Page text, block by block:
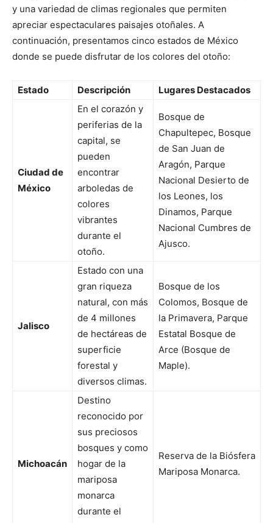
y una variedad de climas regionales que permiten
apreciar espectaculares paisajes otoñales. A
continuación, presentamos cinco estados de México
donde se puede disfrutar de los colores del otoño:
Estado Descripción Lugares Destacados
Ciudad de
México
En el corazón y
periferias de la
capital, se
pueden
encontrar
arboledas de
colores
vibrantes
durante el
otoño.
Bosque de
Chapultepec, Bosque
de San Juan de
Aragón, Parque
Nacional Desierto de
los Leones, los
Dinamos, Parque
Nacional Cumbres de
Ajusco.
Jalisco
Estado con una
gran riqueza
natural, con más
de 4 millones
de hectáreas de
superficie
forestal y
diversos climas.
Bosque de los
Colomos, Bosque de
la Primavera, Parque
Estatal Bosque de
Arce (Bosque de
Maple).
Michoacán
Destino
reconocido por
sus preciosos
bosques y como
hogar de la
mariposa
monarca
durante el
Reserva de la Biósfera
Mariposa Monarca.